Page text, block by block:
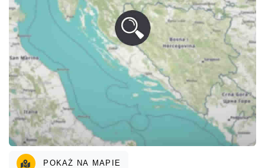
POKAŻ NA MAPIE